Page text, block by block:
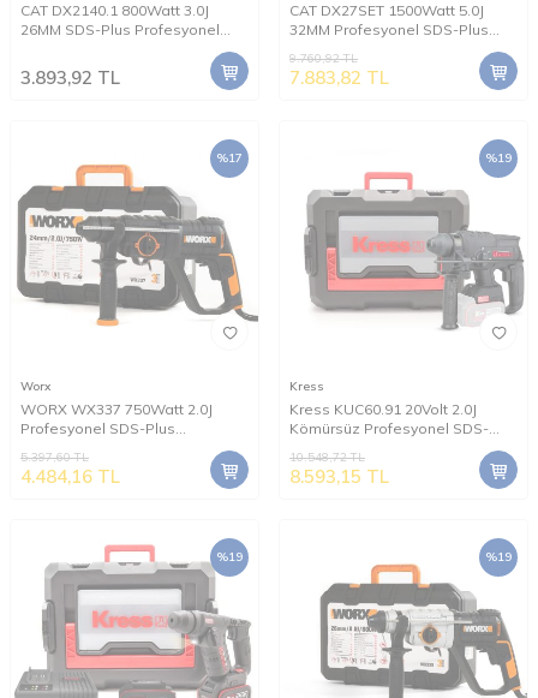
CAT DX2140.1 800Watt 3.0J
26MM SDS-Plus Profesyonel
Kırıcı Uç
3.893,92 TL
CAT DX27SET 1500Watt 5.0J
32MM Profesyonel SDS-Plus
Kırıcı/Delici + DA03903 3 Parça
Kırıcı Uç Seti
9.760,92TL
7.883,82 TL
%17
Worx
WORX WX337 750Watt 2.0J
Profesyonel SDS-Plus
5.397,60TL
4.484,16 TL
%19
Kress
Kress KUC60.91 20Volt 2.0J
Kömürsüz Profesyonel SDS-
Plus Pnömatik Kırıcı/Delici (Akü
Dahil Değildir)
10.548,72TL
8.593,15 TL
%19 %19